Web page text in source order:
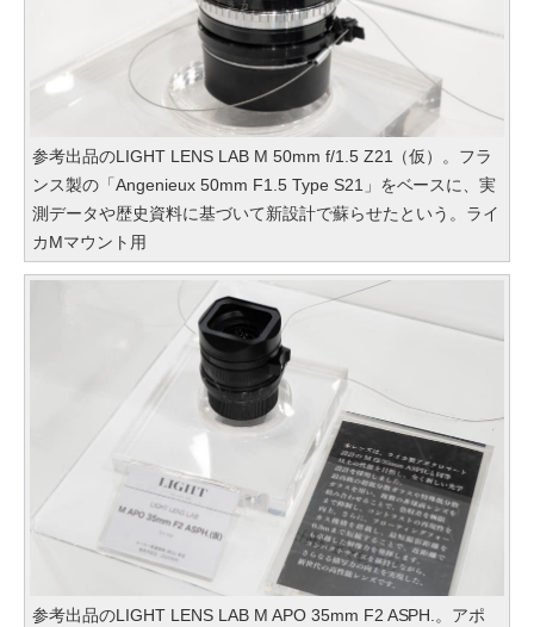
参考出品のLIGHT LENS LAB M 50mm f/1.5 Z21（仮）。フラ
ンス製の「Angenieux 50mm F1.5 Type S21」をベースに、実
測データや歴史資料に基づいて新設計で蘇らせたという。ライ
カMマウント用
参考出品のLIGHT LENS LAB M APO 35mm F2 ASPH.。アポ